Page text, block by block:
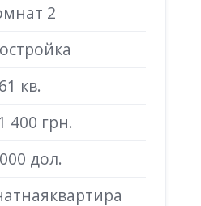
2
61 кв.
400 грн.
дол.